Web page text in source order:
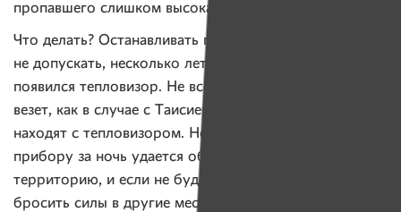
пропавшего слишком высокая.
Что делать? Останавливать поиски? Чтобы этого
не допускать, несколько лет назад у «Ангела»
появился тепловизор. Не всегда поисковикам так
везет, как в случае с Таисией, не всегда человека
находят с тепловизором. Но благодаря этому
прибору за ночь удается обследовать большую
территорию, и если не будет результата утром
бросить силы в другие места. Чтобы дать человеку